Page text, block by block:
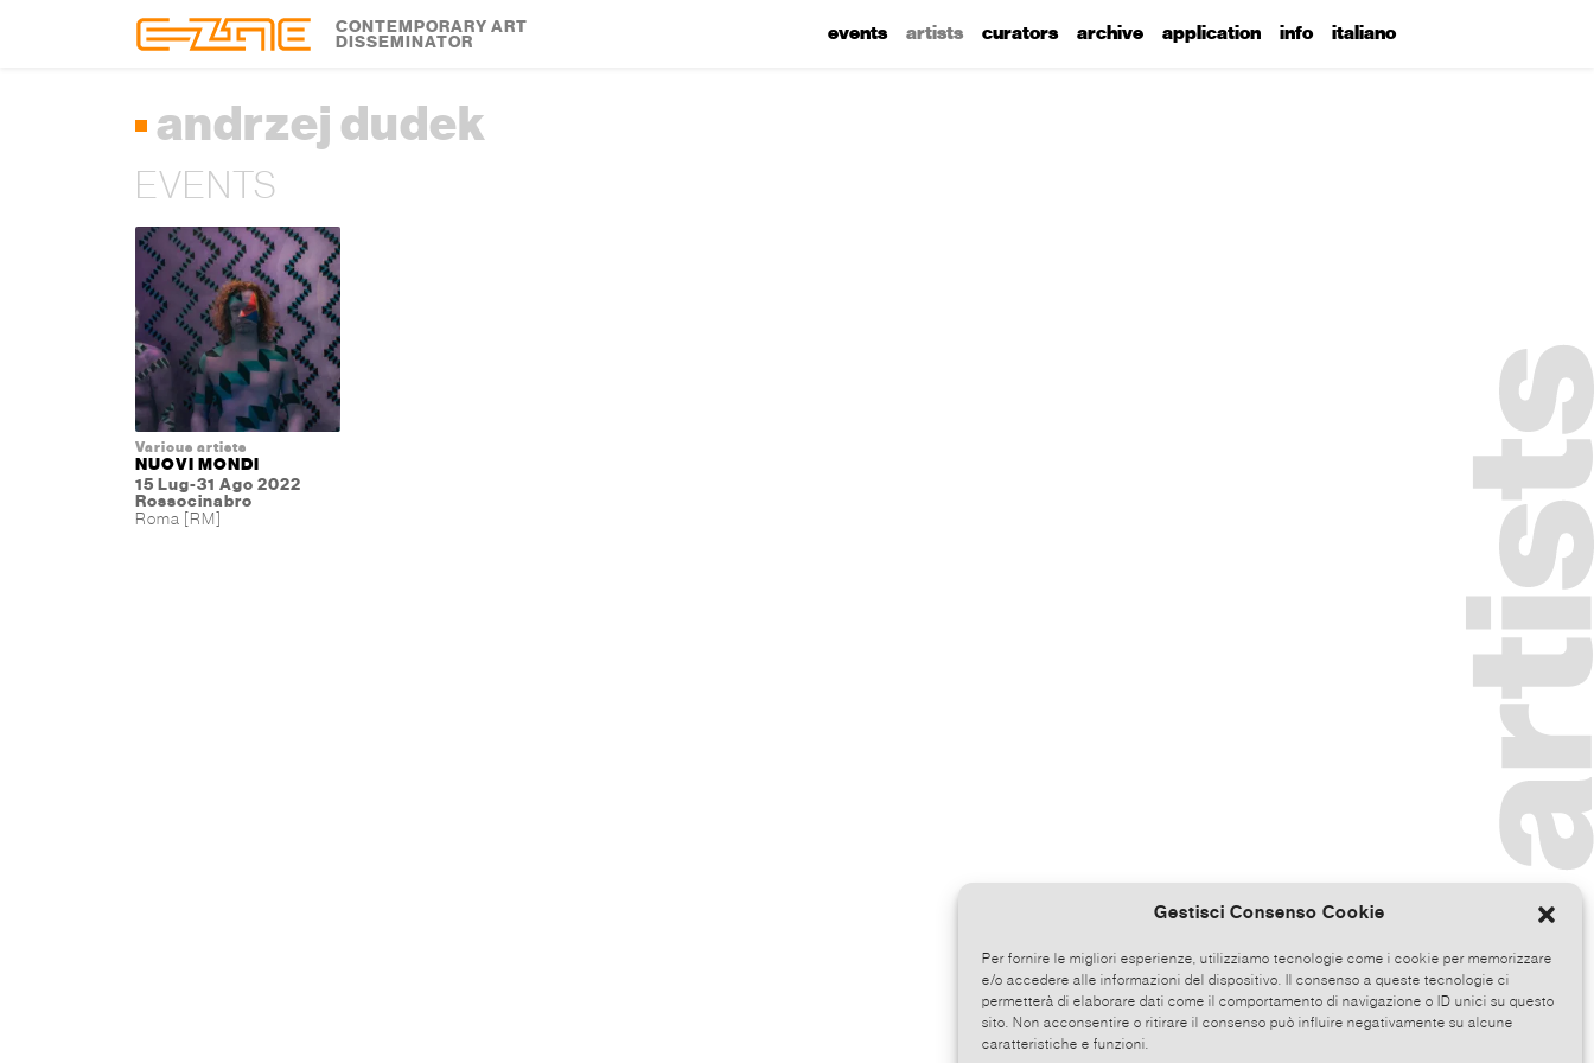
Gestisci Consenso Cookie
Per fornire le migliori esperienze, utilizziamo tecnologie come i cookie per memorizzare
e/o accedere alle informazioni del dispositivo. Il consenso a queste tecnologie ci
permetterà di elaborare dati come il comportamento di navigazione o ID unici su questo
sito. Non acconsentire o ritirare il consenso può influire negativamente su alcune
caratteristiche e funzioni.
CONTEMPORARY ART
DISSEMINATOR events artists curators archive application info italiano
andrzej dudek
EVENTS
Various artists
NUOVI MONDI
15 Lug-31 Ago 2022
Rossocinabro
Roma [RM]